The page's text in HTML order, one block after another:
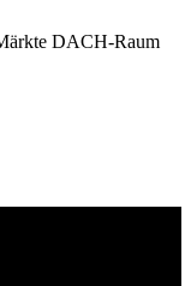
DACH-Raum